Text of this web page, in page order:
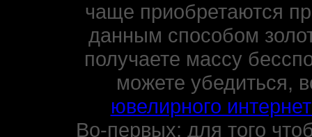
чаще приобретаются
данным способом
получаете массу
можете убедиться,
ювелирного
Во-первых: для того